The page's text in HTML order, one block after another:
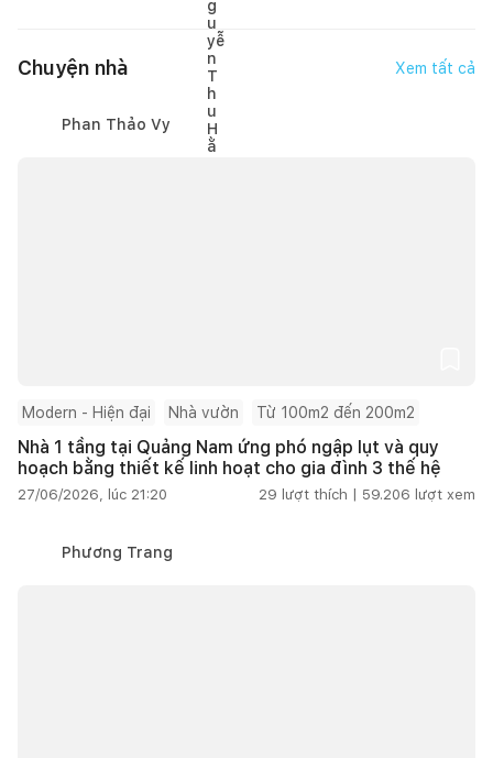
Chuyện nhà Xem tất cả
Phan Thảo Vy
Modern - Hiện đại Nhà vườn Từ 100m2 đến 200m2
Nhà 1 tầng tại Quảng Nam ứng phó ngập lụt và quy
hoạch bằng thiết kế linh hoạt cho gia đình 3 thế hệ
27/06/2026, lúc 21:20 29 lượt thích | 59.206 lượt xem
Phương Trang